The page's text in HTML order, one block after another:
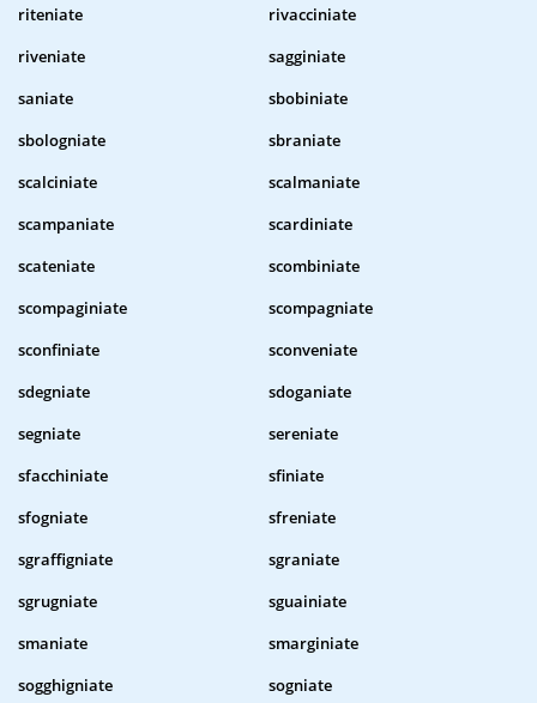
riteniate
rivacciniate
riveniate
sagginiate
saniate
sbobiniate
sbologniate
sbraniate
scalciniate
scalmaniate
scampaniate
scardiniate
scateniate
scombiniate
scompaginiate
scompagniate
sconfiniate
sconveniate
sdegniate
sdoganiate
segniate
sereniate
sfacchiniate
sfiniate
sfogniate
sfreniate
sgraffigniate
sgraniate
sgrugniate
sguainiate
smaniate
smarginiate
sogghigniate
sogniate